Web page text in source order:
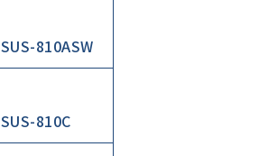
SUS-810ASW
SUS-810C